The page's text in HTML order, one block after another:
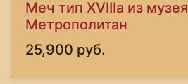
Меч тип XVIIIa из музея
Метрополитан
25,900 руб.